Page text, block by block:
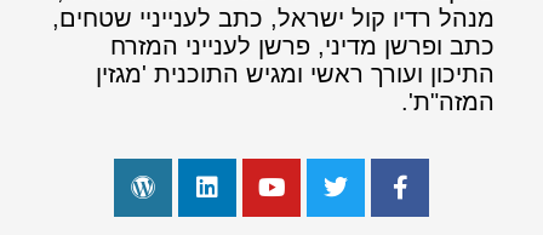
מנהל רדיו קול ישראל, כתב לענייניי שטחים,
כתב ופרשן מדיני, פרשן לענייני המזרח
התיכון ועורך ראשי ומגיש התוכנית 'מגזין
המזה"ת'.